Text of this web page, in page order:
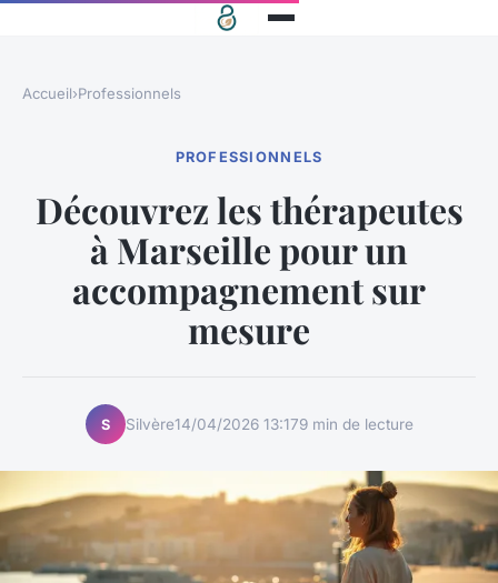
Accueil›Professionnels
PROFESSIONNELS
Découvrez les thérapeutes
à Marseille pour un
accompagnement sur
mesure
S Silvère14/04/2026 13:179 min de lecture